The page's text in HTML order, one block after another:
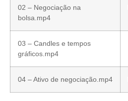
02 – Negociação na
bolsa.mp4
03 – Candles e tempos
gráficos.mp4
04 – Ativo de negociação.mp4